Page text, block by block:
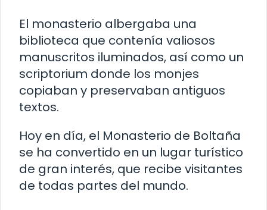
El monasterio albergaba una
biblioteca que contenía valiosos
manuscritos iluminados, así como un
scriptorium donde los monjes
copiaban y preservaban antiguos
textos.
Hoy en día, el Monasterio de Boltaña
se ha convertido en un lugar turístico
de gran interés, que recibe visitantes
de todas partes del mundo.